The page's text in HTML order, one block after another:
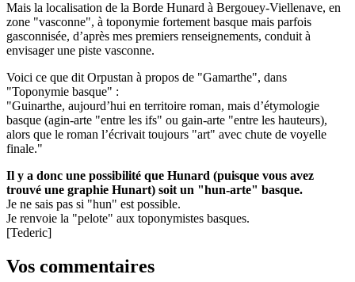
Mais la localisation de la Borde Hunard à Bergouey-Viellenave, en
zone "vasconne", à toponymie fortement basque mais parfois
gasconnisée, d’après mes premiers renseignements, conduit à
envisager une piste vasconne.
Voici ce que dit Orpustan à propos de "Gamarthe", dans
"Toponymie basque" :
"Guinarthe, aujourd’hui en territoire roman, mais d’étymologie
basque (agin-arte "entre les ifs" ou gain-arte "entre les hauteurs),
alors que le roman l’écrivait toujours "art" avec chute de voyelle
finale."
Il y a donc une possibilité que Hunard (puisque vous avez
trouvé une graphie Hunart) soit un "hun-arte" basque.
Je ne sais pas si "hun" est possible.
Je renvoie la "pelote" aux toponymistes basques.
[Tederic]
Vos commentaires